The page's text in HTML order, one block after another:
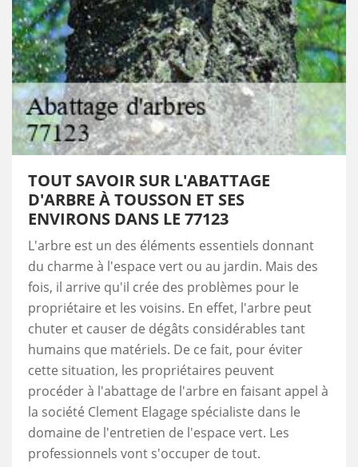
TOUT SAVOIR SUR L'ABATTAGE
D'ARBRE À TOUSSON ET SES
ENVIRONS DANS LE 77123
L'arbre est un des éléments essentiels donnant
du charme à l'espace vert ou au jardin. Mais des
fois, il arrive qu'il crée des problèmes pour le
propriétaire et les voisins. En effet, l'arbre peut
chuter et causer de dégâts considérables tant
humains que matériels. De ce fait, pour éviter
cette situation, les propriétaires peuvent
procéder à l'abattage de l'arbre en faisant appel à
la société Clement Elagage spécialiste dans le
domaine de l'entretien de l'espace vert. Les
professionnels vont s'occuper de tout.